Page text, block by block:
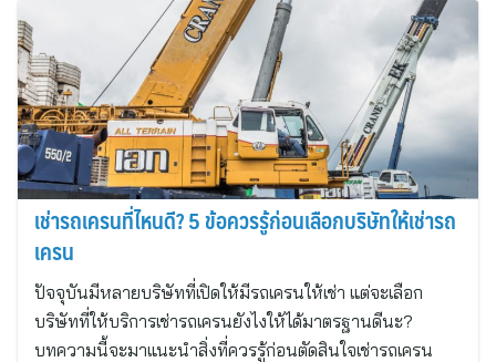
เช่ารถเครนที่ไหนดี? 5 ข้อควรรู้ก่อนเลือกบริษัทให้เช่ารถ
เครน
ปัจจุบันมีหลายบริษัทที่เปิดให้มีรถเครนให้เช่า แต่จะเลือก
บริษัทที่ให้บริการเช่ารถเครนยังไงให้ได้มาตรฐานดีนะ?
บทความนี้จะมาแนะนำสิ่งที่ควรรู้ก่อนตัดสินใจเช่ารถเครน